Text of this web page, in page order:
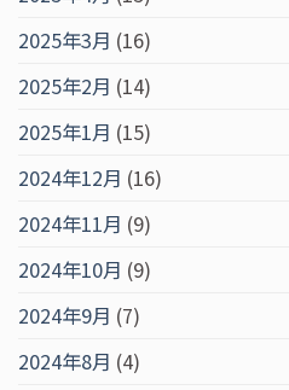
2025年3月 (16)
2025年2月 (14)
2025年1月 (15)
2024年12月 (16)
2024年11月 (9)
2024年10月 (9)
2024年9月 (7)
2024年8月 (4)